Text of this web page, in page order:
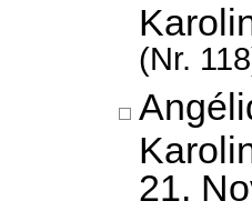
(Nr.
21.